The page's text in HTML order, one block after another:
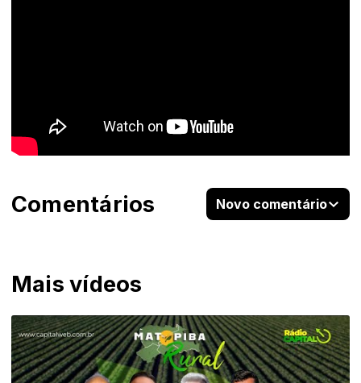
Mais vídeos
Comentários Novo comentário